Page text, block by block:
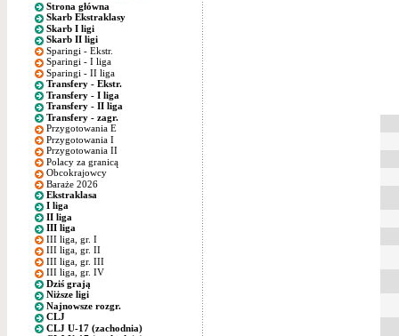
Strona główna
Skarb Ekstraklasy
Skarb I ligi
Skarb II ligi
Sparingi - Ekstr.
Sparingi - I liga
Sparingi - II liga
Transfery - Ekstr.
Transfery - I liga
Transfery - II liga
Transfery - zagr.
Przygotowania E
Przygotowania I
Przygotowania II
Polacy za granicą
Obcokrajowcy
Baraże 2026
Ekstraklasa
I liga
II liga
III liga
III liga, gr. I
III liga, gr. II
III liga, gr. III
III liga, gr. IV
Dziś grają
Niższe ligi
Najnowsze rozgr.
CLJ
CLJ U-17 (zachodnia)